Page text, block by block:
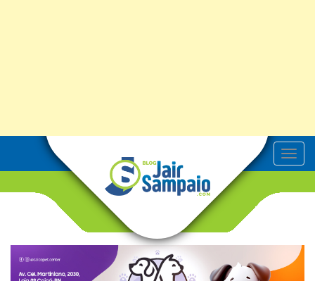
T
o
v
g